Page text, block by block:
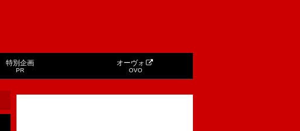
特別企画
PR
オーヴォ
OVO